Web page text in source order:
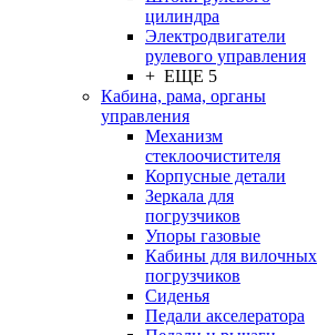
цилиндра
Электродвигатели
рулевого управления
+ ЕЩЕ 5
Кабина, рама, органы
управления
Механизм
стеклоочистителя
Корпусные детали
Зеркала для
погрузчиков
Упоры газовые
Кабины для вилочных
погрузчиков
Сиденья
Педали акселератора